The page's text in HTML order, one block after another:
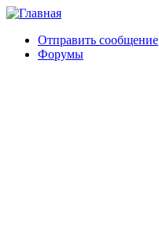
Отправить сообщение
Форумы